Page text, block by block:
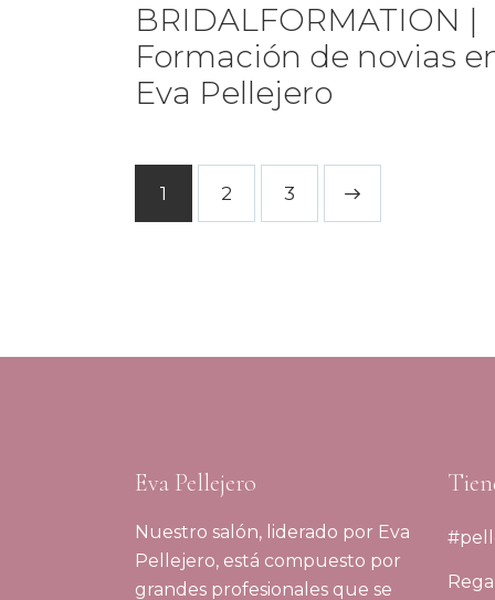
BRIDALFORMATION |
Formación de novias
Eva Pellejero
1 2 3
Eva Pellejero
Nuestro salón, liderado por Eva
Pellejero, está compuesto por
grandes profesionales que se